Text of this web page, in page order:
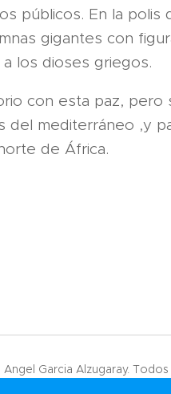
públicos. En la polis
gigantes con
los dioses griegos.
con esta paz,
del mediterráneo ,y
de África.
Angel Garcia Alzugaray.